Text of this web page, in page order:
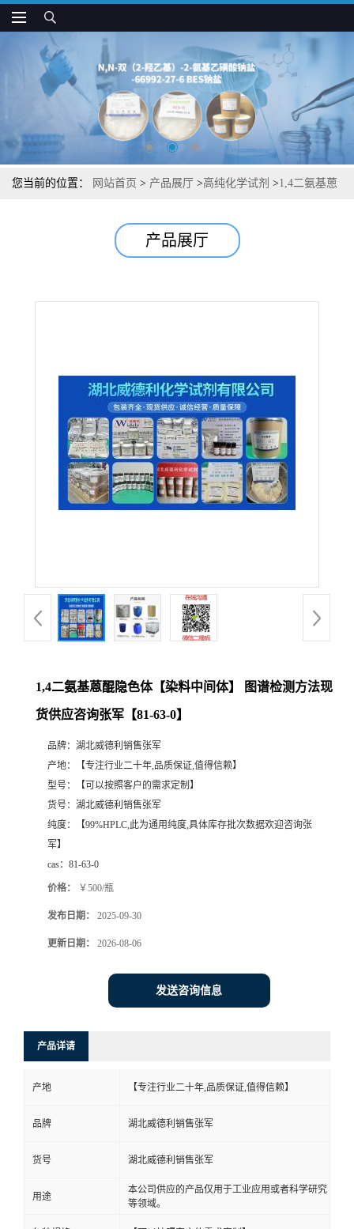
您当前的位置： 网站首页 > 产品展厅 >高纯化学试剂 >1,4二氨基蒽
产品展厅
1,4二氨基蒽醌隐色体【染料中间体】 图谱检测方法现
货供应咨询张军【81-63-0】
品牌： 湖北威德利销售张军
产地：
【专注行业二十年,品质保证,值得信赖】
型号：
【可以按照客户的需求定制】
货号： 湖北威德利销售张军
纯度：
【99%HPLC,此为通用纯度,具体库存批次数据欢迎咨询张
军】
cas： 81-63-0
价格： ￥500/瓶
发布日期： 2025-09-30
更新日期： 2026-08-06
发送咨询信息
产品详请
产地 【专注行业二十年,品质保证,值得信赖】
品牌 湖北威德利销售张军
货号 湖北威德利销售张军
用途
本公司供应的产品仅用于工业应用或者科学研究
等领域。